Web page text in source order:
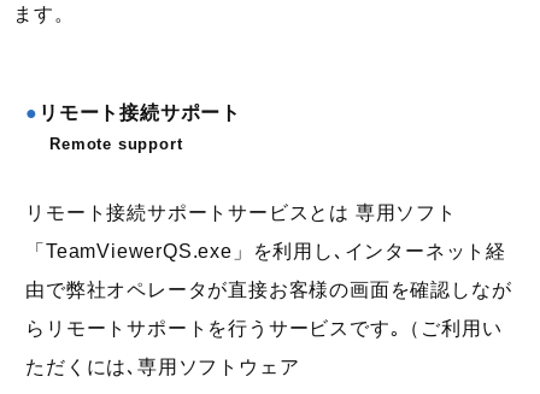
ます。
リモート接続サポート
Remote support
リモート接続サポートサービスとは 専用ソフト
「TeamViewerQS.exe」を利用し､インターネット経
由で弊社オペレータが直接お客様の画面を確認しなが
らリモートサポートを行うサービスです｡（ご利用い
ただくには､専用ソフトウェア